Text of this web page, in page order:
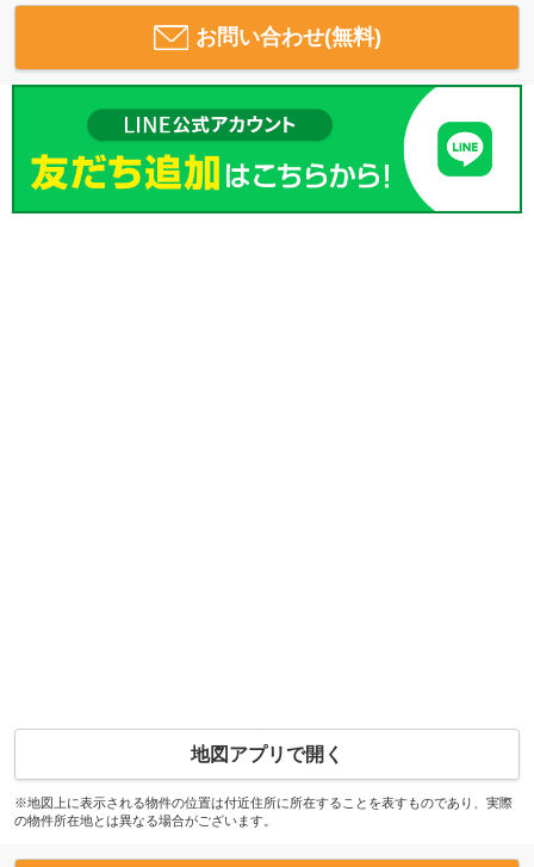
お問い合わせ(無料)
地図アプリで開く
※地図上に表示される物件の位置は付近住所に所在することを表すものであり、実際
の物件所在地とは異なる場合がございます。